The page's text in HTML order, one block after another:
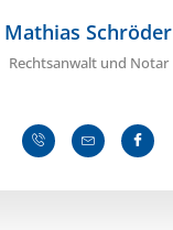
Mathias Schröder
Rechtsanwalt und Notar